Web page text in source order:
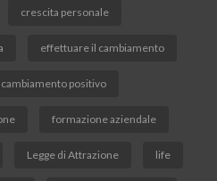
crescita personale
effettuare il cambiamento
positivo
formazione aziendale
Legge di Attrazione life